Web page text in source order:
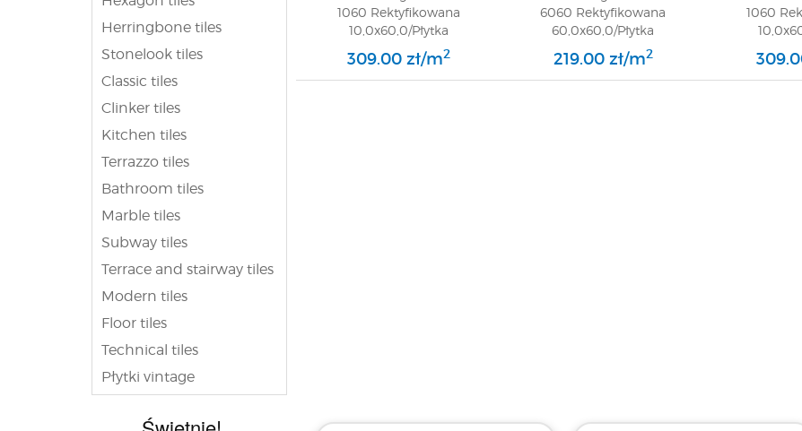
Herringbone tiles
Stonelook tiles
Classic tiles
Clinker tiles
Kitchen tiles
Terrazzo tiles
Bathroom tiles
Marble tiles
Subway tiles
Terrace and stairway tiles
Modern tiles
Floor tiles
Technical tiles
Płytki vintage
1060 Rektyfikowana
10,0x60,0/Płytka
Gresowa/GAT 1
309.00 zł/m2
6060 Rektyfikowana
60,0x60,0/Płytka
Gresowa/GAT 1
219.00 zł/m2
1060